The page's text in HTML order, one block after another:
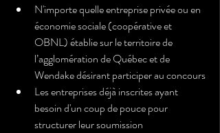
N'importe quelle entreprise privée ou en
économie sociale (coopérative et
OBNL) établie sur le territoire de
l’agglomération de Québec et de
Wendake désirant participer au concours
Les entreprises déjà inscrites ayant
besoin d'un coup de pouce pour
structurer leur soumission